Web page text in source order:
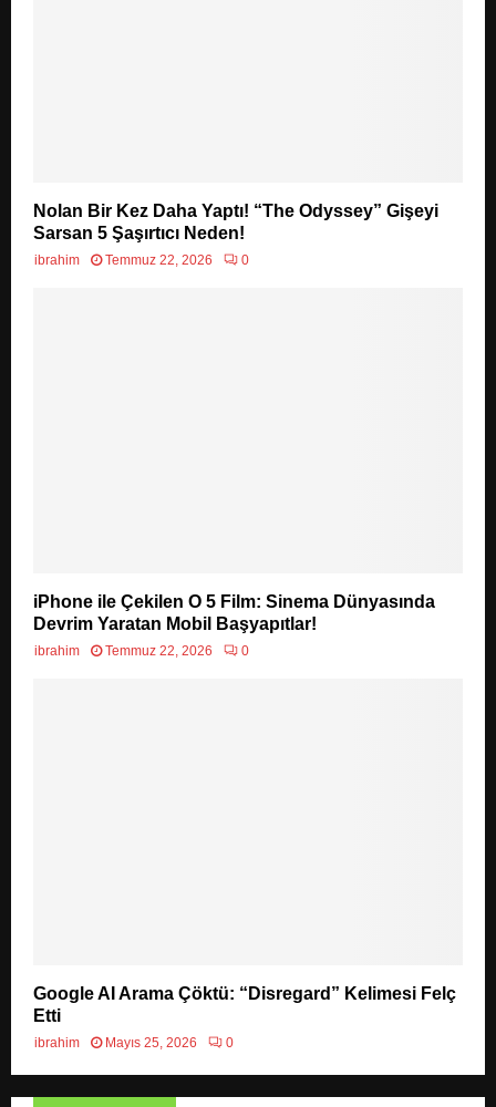
Nolan Bir Kez Daha Yaptı! “The Odyssey” Gişeyi
Sarsan 5 Şaşırtıcı Neden!
ibrahim Temmuz 22, 2026 0
iPhone ile Çekilen O 5 Film: Sinema Dünyasında
Devrim Yaratan Mobil Başyapıtlar!
ibrahim Temmuz 22, 2026 0
Google AI Arama Çöktü: “Disregard” Kelimesi Felç
Etti
ibrahim Mayıs 25, 2026 0